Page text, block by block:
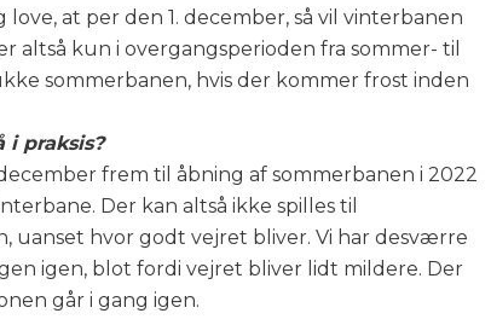
at per den 1. december, så vil vinterbanen
altså kun i overgangsperioden fra sommer- til
sommerbanen, hvis der kommer frost inden
i praksis?
frem til åbning af sommerbanen i 2022
Der kan altså ikke spilles til
uanset hvor godt vejret bliver. Vi har desværre
igen, blot fordi vejret bliver lidt mildere. Der
går i gang igen.